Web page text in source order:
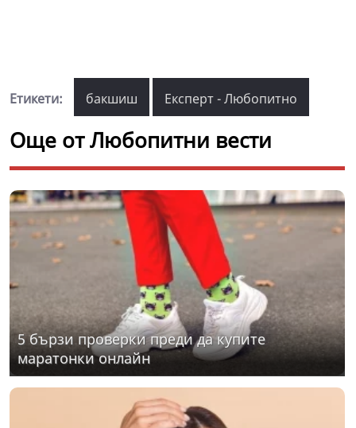
Етикети: бакшиш Експерт - Любопитно
Още от Любопитни вести
5 бързи проверки преди да купите
маратонки онлайн